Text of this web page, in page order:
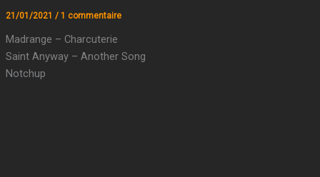
21/01/2021 / 1 commentaire
Madrange – Charcuterie
Saint Anyway – Another Song
Notchup